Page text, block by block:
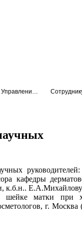
руководителей:
кафедры
к.б.н.. Е.А.Михайлову
шейке матки при
г. Москва